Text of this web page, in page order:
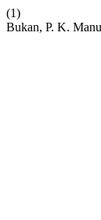
(1)
Bukan, P. K.